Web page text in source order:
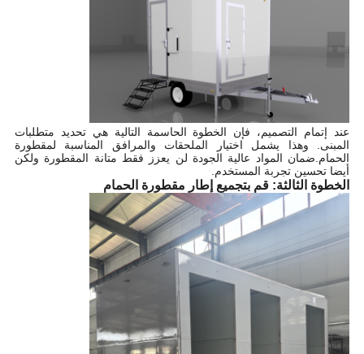
عند إتمام التصميم، فإن الخطوة الحاسمة التالية هي تحديد متطلبات
المبنى. وهذا يشمل اختيار الملحقات والمرافق المناسبة لمقطورة
الحمام.ضمان المواد عالية الجودة لن يعزز فقط متانة المقطورة ولكن
أيضا تحسين تجربة المستخدم.
الخطوة الثالثة: قم بتجميع إطار مقطورة الحمام